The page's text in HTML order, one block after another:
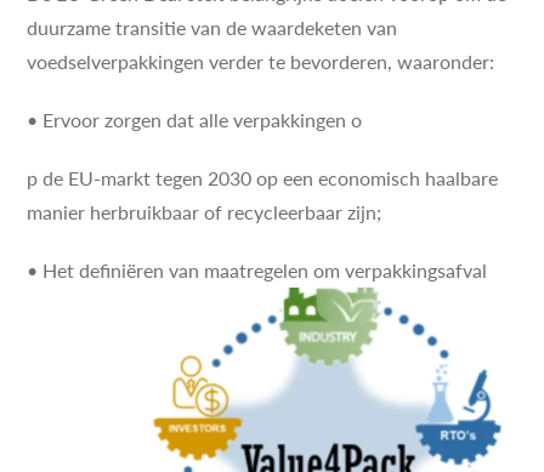
duurzame transitie van de waardeketen van
voedselverpakkingen verder te bevorderen, waaronder:
• Ervoor zorgen dat alle verpakkingen o
p de EU-markt tegen 2030 op een economisch haalbare
manier herbruikbaar of recycleerbaar zijn;
• Het definiëren van maatregelen om verpakkingsafval